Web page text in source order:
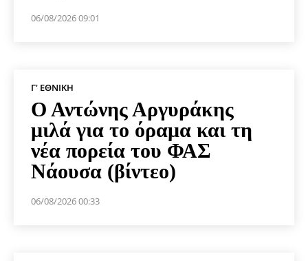
06/08/2026 09:01
Γ' ΕΘΝΙΚΉ
Ο Αντώνης Αργυράκης
μιλά για το όραμα και τη
νέα πορεία του ΦΑΣ
Νάουσα (βίντεο)
06/08/2026 00:33